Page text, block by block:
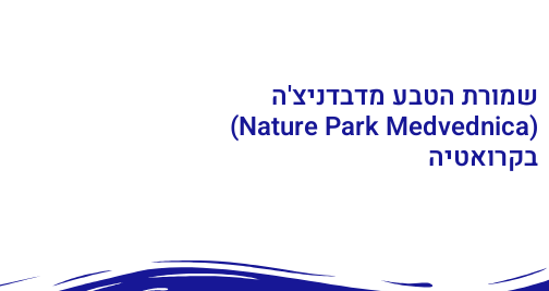
שמורת הטבע מדבדניצ'ה
(Nature Park Medvednica)
בקרואטיה